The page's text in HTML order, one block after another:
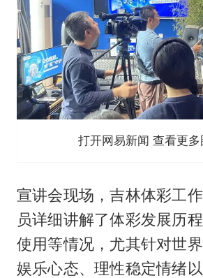
打开网易新闻 查看更多
宣讲会现场，吉林体彩工
员详细讲解了体彩发展历
使用等情况，尤其针对世
娱乐心态、理性稳定情绪